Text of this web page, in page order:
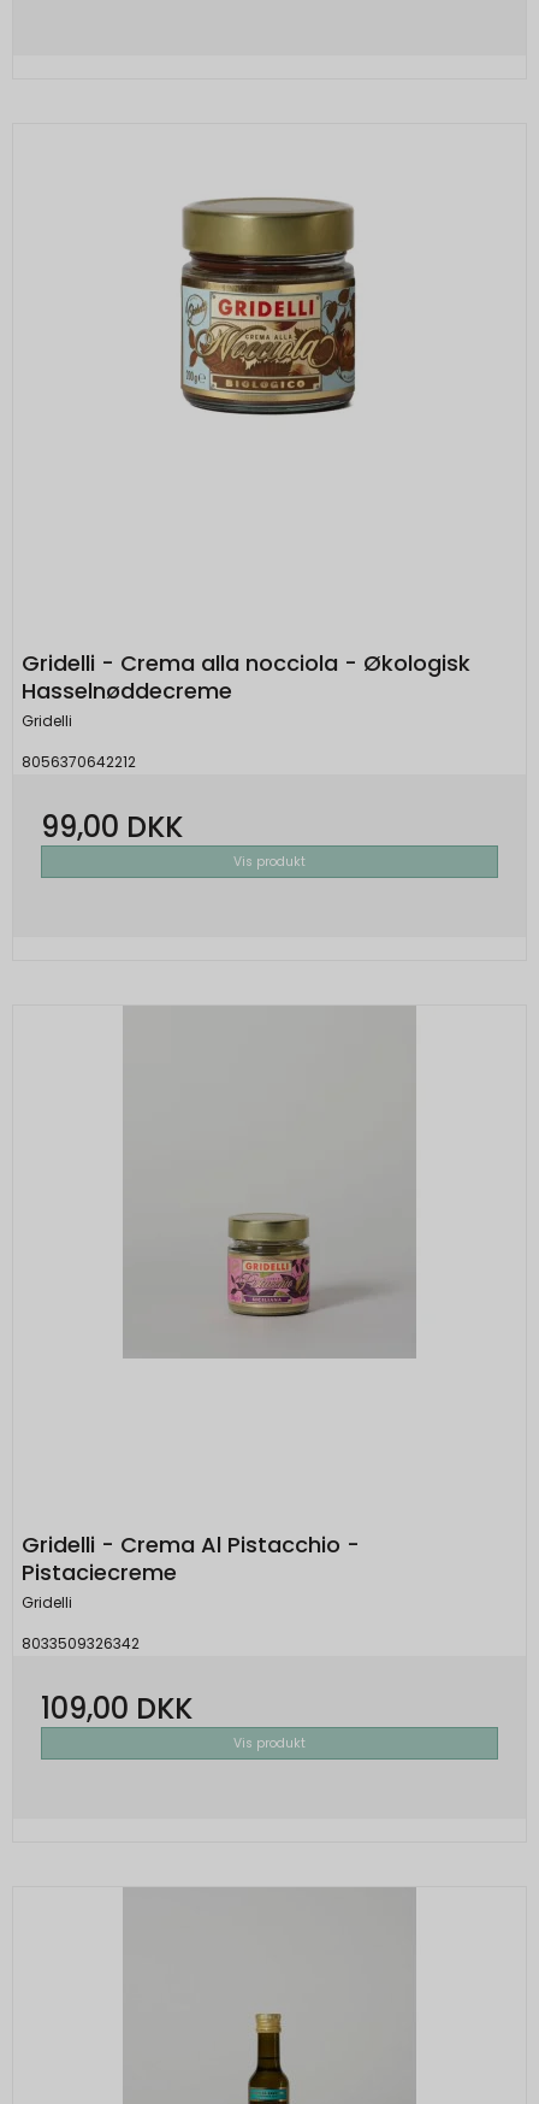
Gridelli - Crema alla nocciola - Økologisk
Hasselnøddecreme
Gridelli
8056370642212
99,00 DKK
Vis produkt
Gridelli - Crema Al Pistacchio -
Pistaciecreme
Gridelli
8033509326342
109,00 DKK
Vis produkt